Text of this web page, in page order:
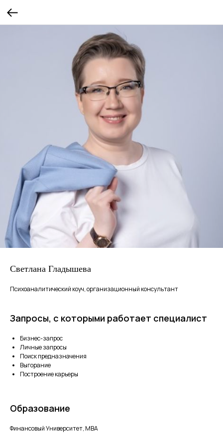
Светлана Гладышева
Психоаналитический коуч, организационный консультант
Запросы, с которыми работает специалист
Бизнес-запрос
Личные запросы
Поиск предназначения
Выгорание
Построение карьеры
Образование
Финансовый Университет, MBA